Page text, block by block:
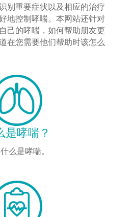
别重要症状以及相应的治疗
地控制哮喘。本网站还针对
己的哮喘，如何帮助朋友更
在您需要他们帮助时该怎么
是哮喘？
么是哮喘。